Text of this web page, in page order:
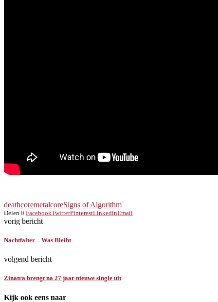
deathcoremetalcoreSigns of Algorithm
Delen 0 FacebookTwitterPinterestLinkedinEmail
vorig bericht
Nachtfalter – Was Bleibt
volgend bericht
Zinatra brengt na 27 jaar nieuwe single uit
Kijk ook eens naar